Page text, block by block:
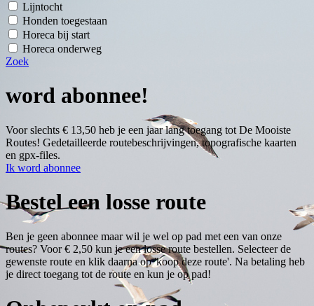
Lijntocht
Honden toegestaan
Horeca bij start
Horeca onderweg
Zoek
word abonnee!
Voor slechts € 13,50 heb je een jaar lang toegang tot De Mooiste
Routes! Gedetailleerde routebeschrijvingen, topografische kaarten
en gpx-files.
Ik word abonnee
Bestel een losse route
Ben je geen abonnee maar wil je wel op pad met een van onze
routes? Voor € 2,50 kun je een losse route bestellen. Selecteer de
gewenste route en klik daarna op 'koop deze route'. Na betaling heb
je direct toegang tot de route en kun je op pad!